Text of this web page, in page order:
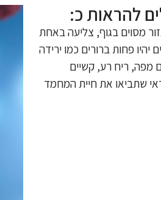
להראות כ:
מסוים בגוף, צליעה באחת
פחות ברורים כמו ירידה
מפה, ריח רע, קשיים
שתביאו את חיית המחמד